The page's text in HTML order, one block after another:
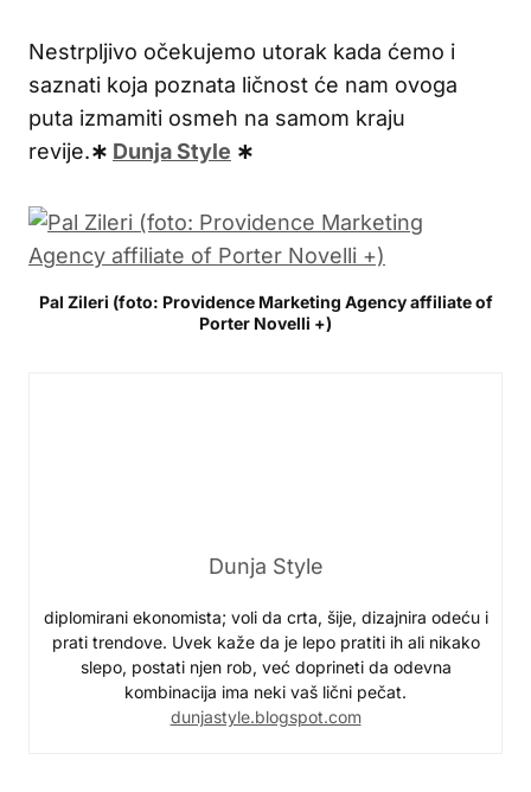
Nestrpljivo očekujemo utorak kada ćemo i
saznati koja poznata ličnost će nam ovoga
puta izmamiti osmeh na samom kraju
revije.∗ Dunja Style ∗
Pal Zileri (foto: Providence Marketing Agency affiliate of
Porter Novelli +)
Dunja Style
diplomirani ekonomista; voli da crta, šije, dizajnira odeću i
prati trendove. Uvek kaže da je lepo pratiti ih ali nikako
slepo, postati njen rob, već doprineti da odevna
kombinacija ima neki vaš lični pečat.
dunjastyle.blogspot.com